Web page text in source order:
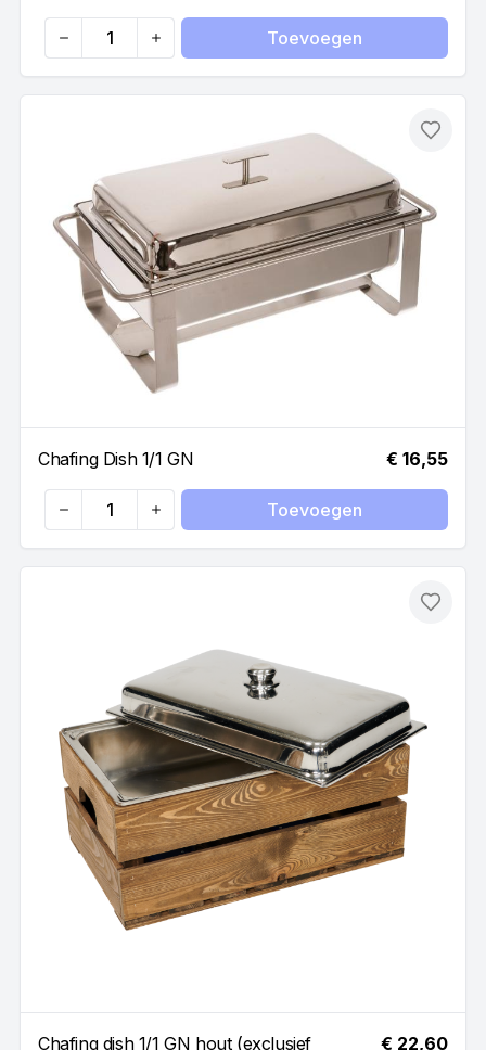
Quantity
Toevoegen
Chafing Dish 1/1 GN € 16,55
Quantity
Toevoegen
Chafing dish 1/1 GN hout (exclusief
€ 22,60